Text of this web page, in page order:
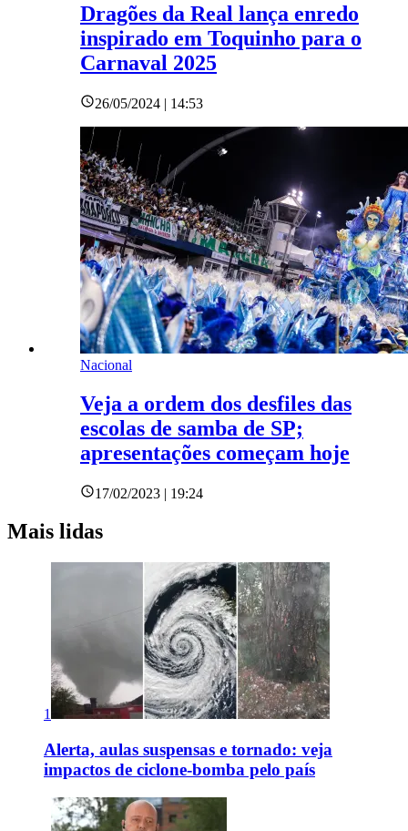
Dragões da Real lança enredo
inspirado em Toquinho para o
Carnaval 2025
26/05/2024 | 14:53
Nacional
Veja a ordem dos desfiles das
escolas de samba de SP;
apresentações começam hoje
17/02/2023 | 19:24
Mais lidas
1
Alerta, aulas suspensas e tornado: veja
impactos de ciclone-bomba pelo país